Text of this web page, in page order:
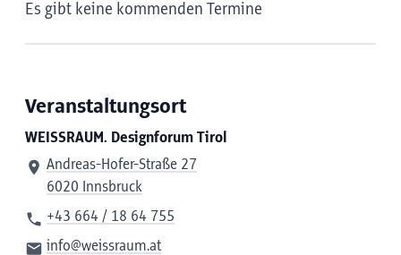
Es gibt keine kommenden Termine
Veranstaltungsort
WEISSRAUM. Designforum Tirol
Andreas-Hofer-Straße 27
6020 Innsbruck
+43 664 / 18 64 755
info@weissraum.at